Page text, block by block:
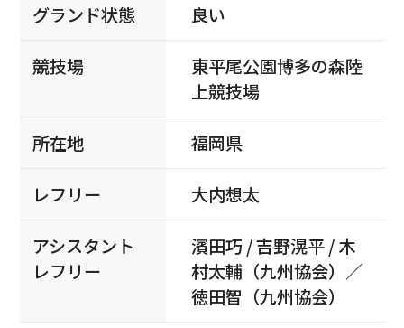
グランド状態 良い
競技場
東平尾公園博多の森陸
上競技場
所在地 福岡県
レフリー 大内想太
アシスタント
レフリー
濱田巧 / 吉野滉平 / 木
村太輔（九州協会）／
徳田智（九州協会）